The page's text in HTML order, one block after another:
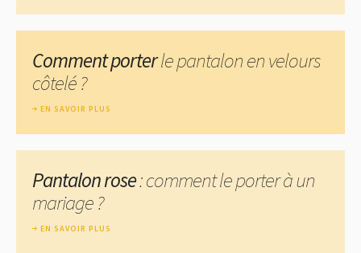
Comment porterle pantalon en velours
côtelé ?
EN SAVOIR PLUS
Pantalon rose: comment le porter à un
mariage ?
EN SAVOIR PLUS